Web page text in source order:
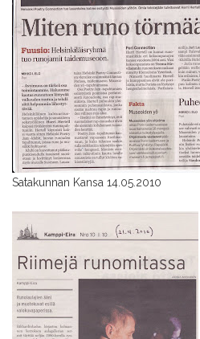
Satakunnan Kansa 14.05.2010